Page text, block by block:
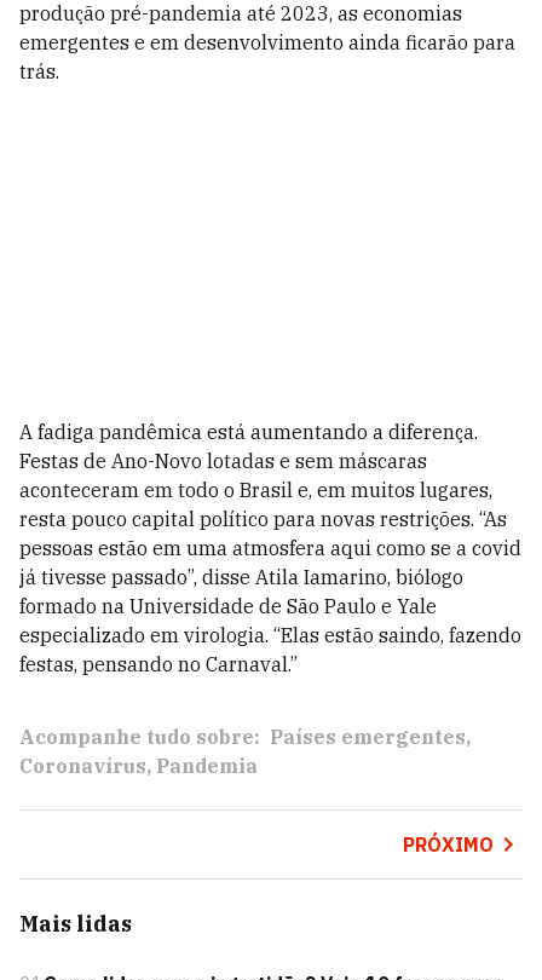
produção pré-pandemia até 2023, as economias
emergentes e em desenvolvimento ainda ficarão para
trás.
A fadiga pandêmica está aumentando a diferença.
Festas de Ano-Novo lotadas e sem máscaras
aconteceram em todo o Brasil e, em muitos lugares,
resta pouco capital político para novas restrições. “As
pessoas estão em uma atmosfera aqui como se a covid
já tivesse passado”, disse Atila Iamarino, biólogo
formado na Universidade de São Paulo e Yale
especializado em virologia. “Elas estão saindo, fazendo
festas, pensando no Carnaval.”
Acompanhe tudo sobre: Países emergentes
Coronavírus Pandemia
PRÓXIMO
Mais lidas